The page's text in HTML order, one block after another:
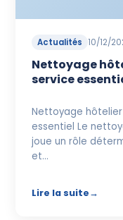
Actualités 10/12/
Nettoyage
service
Nettoyage
essentiel Le
joue un rôle
et…
Lire la suite